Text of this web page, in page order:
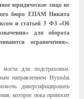
юридическое лицо не
бюро ЕПАМ Никита
и статьей 3 ФЗ «Об
для оборота
ограничения».
для подстраховки.
направлением Hyundai
диверсифицировать
которое пока приносит